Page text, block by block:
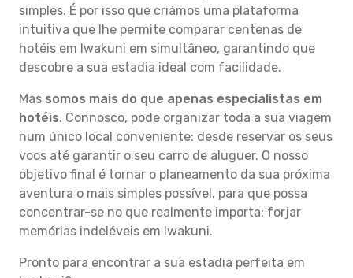
simples. É por isso que criámos uma plataforma
intuitiva que lhe permite comparar centenas de
hotéis em Iwakuni em simultâneo, garantindo que
descobre a sua estadia ideal com facilidade.
Mas somos mais do que apenas especialistas em
hotéis. Connosco, pode organizar toda a sua viagem
num único local conveniente: desde reservar os seus
voos até garantir o seu carro de aluguer. O nosso
objetivo final é tornar o planeamento da sua próxima
aventura o mais simples possível, para que possa
concentrar-se no que realmente importa: forjar
memórias indeléveis em Iwakuni.
Pronto para encontrar a sua estadia perfeita em